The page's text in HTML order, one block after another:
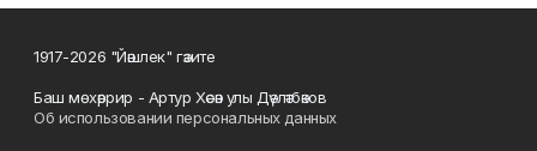
1917-2026 "Йәшлек" гәзите
Баш мөхәррир - Артур Хәсән улы Дәүләтбәков
Об использовании персональных данных